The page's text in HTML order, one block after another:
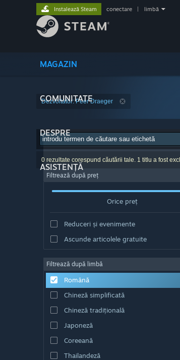
MAGAZIN
COMUNITATE
DESPRE
ASISTENȚĂ
Instalează Steam conectare limbă
Dezvoltator: Peer Draeger
0 rezultate corespund căutării tale. 1 titlu a fost
Filtrează după preț
Orice preț
Reduceri și evenimente
Ascunde articolele gratuite
Filtrează după limbă
Română
Chineză simplificată
Chineză tradițională
Japoneză
Coreeană
Thailandeză